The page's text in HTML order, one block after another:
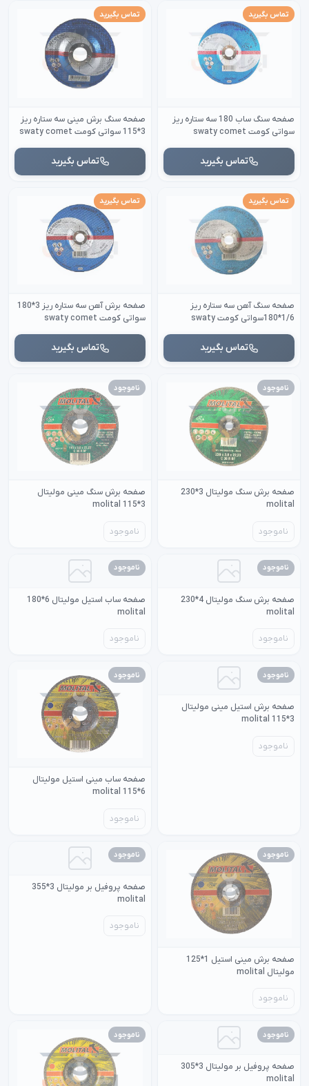
تماس بگیرید
صفحه سنگ ساب 180 سه ستاره ریز
سواتی کومت swaty comet
تماس بگیرید
تماس بگیرید
صفحه سنگ برش مینی سه ستاره ریز
3*115 سواتی کومت swaty comet
تماس بگیرید
تماس بگیرید
صفحه سنگ آهن سه ستاره ریز
1/6*180سواتی کومت swaty
تماس بگیرید
تماس بگیرید
صفحه برش آهن سه ستاره ریز 3*180
سواتی کومت swaty comet
تماس بگیرید
ناموجود
صفحه برش سنگ مولیتال 3*230
molital
ناموجود
ناموجود
صفحه برش سنگ مینی مولیتال
3*115 molital
ناموجود
ناموجود
صفحه برش سنگ مولیتال 4*230
molital
ناموجود
ناموجود
صفحه ساب استیل مولیتال 6*180
molital
ناموجود
ناموجود
صفحه برش استیل مینی مولیتال
3*115 molital
ناموجود
ناموجود
صفحه ساب مینی استیل مولیتال
6*115 molital
ناموجود
ناموجود
صفحه برش مینی استیل 1*125
مولیتال molital
ناموجود
ناموجود
صفحه پروفیل بر مولیتال 3*355
molital
ناموجود
ناموجود
صفحه پروفیل بر مولیتال 3*305
molital
ناموجود